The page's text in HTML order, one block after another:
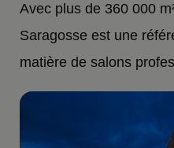
Avec plus de 360 000
Saragosse est une
matière de salons